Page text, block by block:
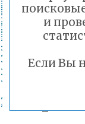
и
Если Вы